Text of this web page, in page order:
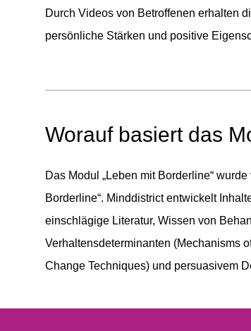
Durch Videos von Betroffenen erhalten
persönliche Stärken und positive
Worauf basiert das
Das Modul „Leben mit Borderline“
Borderline“. Minddistrict entwickelt
einschlägige Literatur, Wissen von
Verhaltensdeterminanten (Mechanisms
Change Techniques) und persuasivem